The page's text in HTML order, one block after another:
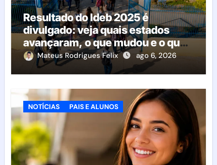
Resultado do Ideb 2025 é
divulgado: veja quais estados
avançaram, o que mudou e o que
esperar da educação brasileira
Mateus Rodrigues Felix ago 6, 2026
NOTÍCIAS PAIS E ALUNOS